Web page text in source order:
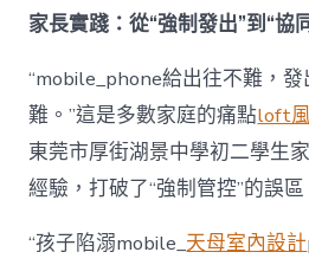
家長實踐：從“強制發出”到“協
“mobile_phone給出往不難，發
難。”這是多數家庭的痛點loft
東莞市厚街湖景中學初二學生
經驗，打破了“強制管控”的誤區
“孩子陷溺mobile_天母室內設計